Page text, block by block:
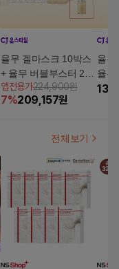
율무 겔마스크 10박스
+ 율무 버블부스터 2개
(+율무앰플 15ml)
앱전용가224,900원
7%209,157원
율무
율무
전체보기